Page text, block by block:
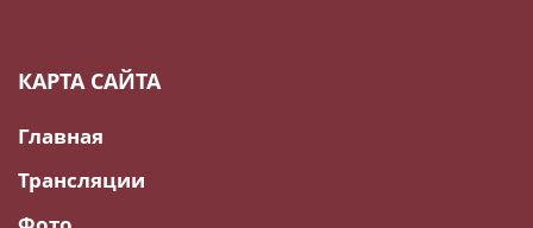
КАРТА САЙТА
Главная
Трансляции